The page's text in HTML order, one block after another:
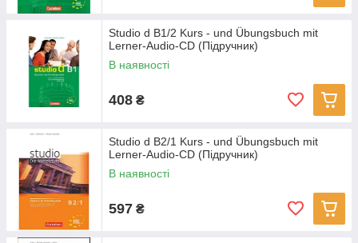
Studio d B1/2 Kurs - und Übungsbuch mit
Lerner-Audio-CD (Підручник)
В наявності
408 ₴
Studio d B2/1 Kurs - und Übungsbuch mit
Lerner-Audio-CD (Підручник)
В наявності
597 ₴